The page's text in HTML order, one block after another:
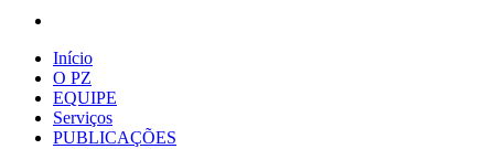
Início
O PZ
EQUIPE
Serviços
PUBLICAÇÕES